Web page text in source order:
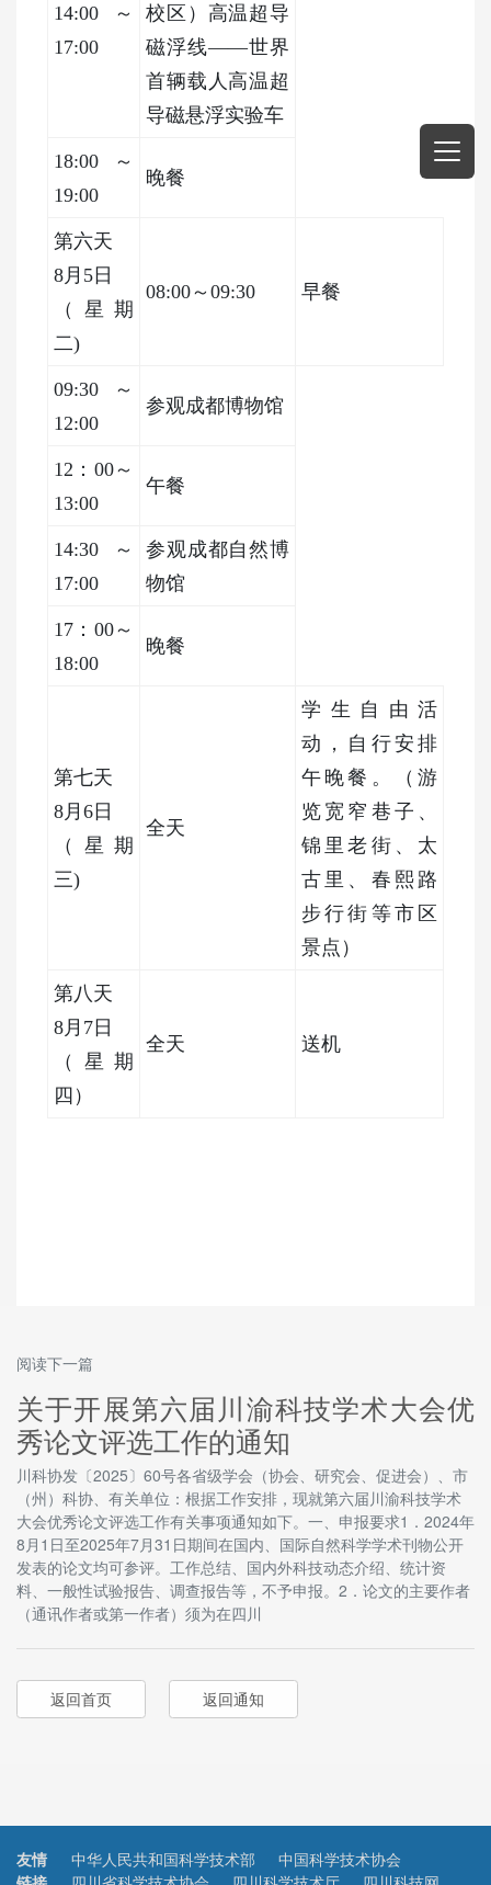
14:00～
17:00
校区）高温超导
磁浮线——世界
首辆载人高温超
导磁悬浮实验车
18:00～
19:00
晚餐
第六天
8月5日
（星期
二)
08:00～09:30 早餐
09:30～
12:00
参观成都博物馆
12：00～
13:00
午餐
14:30～
17:00
参观成都自然博
物馆
17：00～
18:00
晚餐
第七天
8月6日
（星期
三)
全天
学生自由活
动，自行安排
午晚餐。（游
览宽窄巷子、
锦里老街、太
古里、春熙路
步行街等市区
景点）
第八天
8月7日
（星期
四）
全天 送机
阅读下一篇
关于开展第六届川渝科技学术大会优
秀论文评选工作的通知
川科协发〔2025〕60号各省级学会（协会、研究会、促进会）、市
（州）科协、有关单位：根据工作安排，现就第六届川渝科技学术
大会优秀论文评选工作有关事项通知如下。一、申报要求1．2024年
8月1日至2025年7月31日期间在国内、国际自然科学学术刊物公开
发表的论文均可参评。工作总结、国内外科技动态介绍、统计资
料、一般性试验报告、调查报告等，不予申报。2．论文的主要作者
（通讯作者或第一作者）须为在四川
返回首页 返回通知
友情
中华人民共和国科学技术部
中国科学技术协会